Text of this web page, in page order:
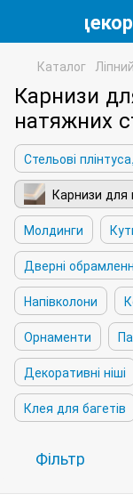
Каталог
Карнизи
натяжних
Стельові
Карнизи для
Молдинги
Дверні
Напівколони
Орнаменти
Декоративні ніші
Клея для багетів
Фільтр